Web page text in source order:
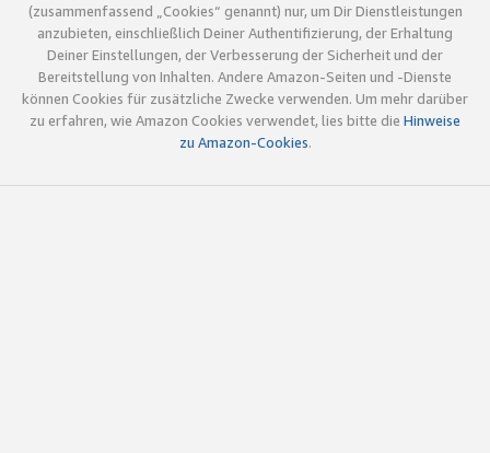
(zusammenfassend „Cookies“ genannt) nur, um Dir Dienstleistungen
anzubieten, einschließlich Deiner Authentifizierung, der Erhaltung
Deiner Einstellungen, der Verbesserung der Sicherheit und der
Bereitstellung von Inhalten. Andere Amazon-Seiten und -Dienste
können Cookies für zusätzliche Zwecke verwenden. Um mehr darüber
zu erfahren, wie Amazon Cookies verwendet, lies bitte die Hinweise
zu Amazon-Cookies.